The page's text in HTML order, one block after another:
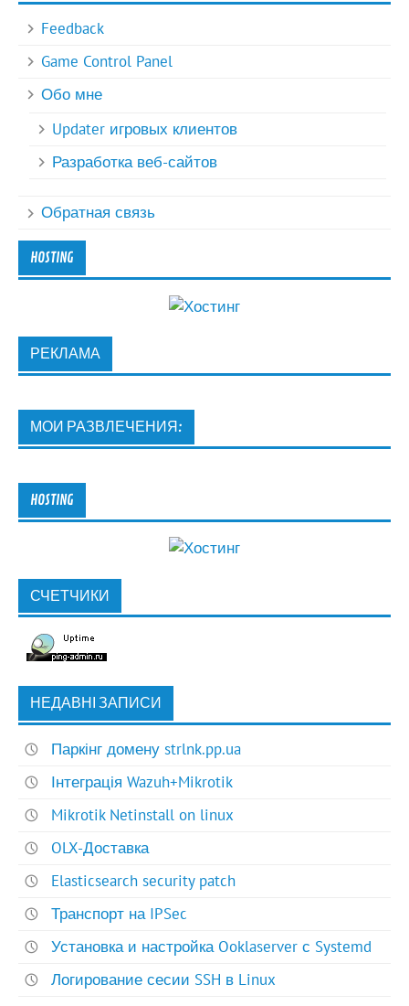
Feedback
Game Control Panel
Обо мне
Updater игровых клиентов
Разработка веб-сайтов
Обратная связь
HOSTING
РЕКЛАМА
МОИ РАЗВЛЕЧЕНИЯ:
HOSTING
СЧЕТЧИКИ
НЕДАВНІ ЗАПИСИ
Паркінг домену strlnk.pp.ua
Інтеграція Wazuh+Mikrotik
Mikrotik Netinstall on linux
OLX-Доставка
Elasticsearch security patch
Транспорт на IPSec
Установка и настройка Ooklaserver с Systemd
Логирование сесии SSH в Linux